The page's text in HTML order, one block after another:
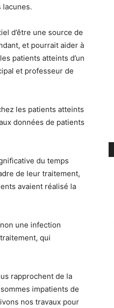
lacunes.
d’être une source de
et pourrait aider à
patients atteints d’un
et professeur de
les patients atteints
données de patients
du temps
de leur traitement,
avaient réalisé la
une infection
qui
rapprochent de la
impatients de
nos travaux pour